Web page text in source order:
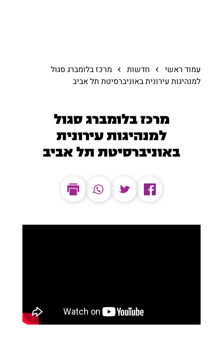
עמוד ראשי חדשות
מרכז בלומברג סגול
למנהיגות עירונית באוניברסיטת תל אביב
מרכז בלומברג סגול
למנהיגות עירונית
באוניברסיטת תל אביב